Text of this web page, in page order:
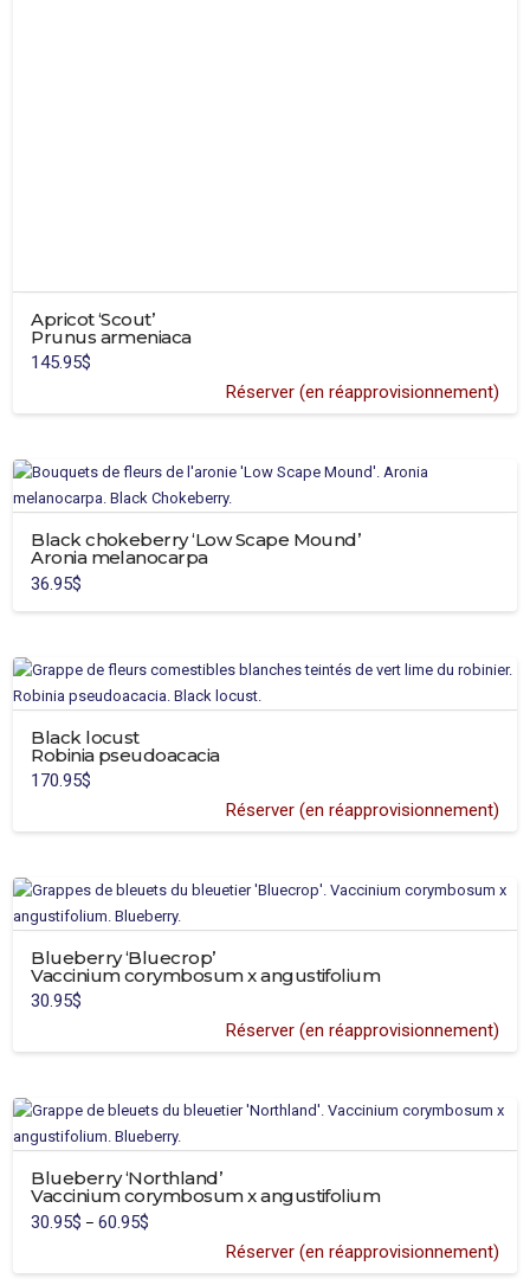
Apricot ‘Scout’
Prunus armeniaca
145.95$
Réserver (en réapprovisionnement)
Black chokeberry ‘Low Scape Mound’
Aronia melanocarpa
36.95$
multiple
variants.
The
options
may
chosen
the
product
Black locust
Robinia pseudoacacia
170.95$
Réserver (en réapprovisionnement)
has
multiple
variants.
The
options
may
the
product
Blueberry ‘Bluecrop’
Vaccinium corymbosum x angustifolium
30.95$
Réserver (en réapprovisionnement)
has
multiple
variants.
The
options
may
chosen
Blueberry ‘Northland’
Vaccinium corymbosum x angustifolium
30.95$ – 60.95$
60.95$
Réserver (en réapprovisionnement)